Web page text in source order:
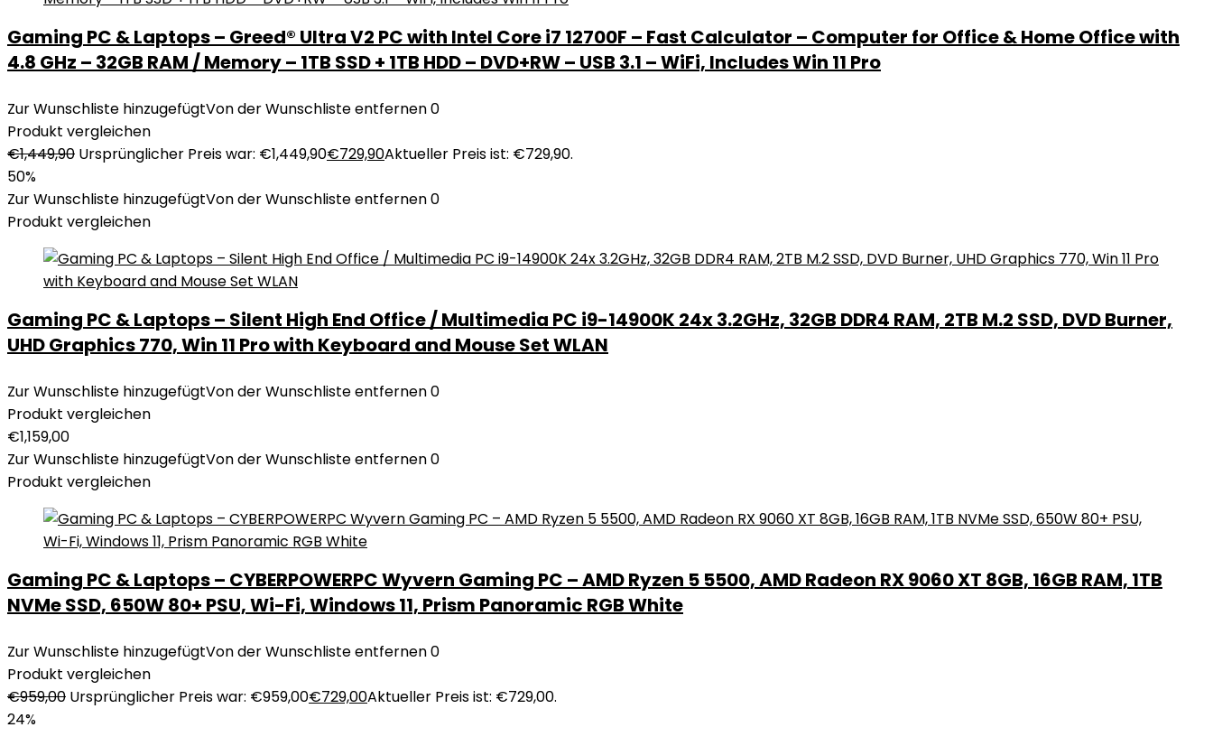
Gaming PC & Laptops – Greed® Ultra V2 PC with Intel Core i7 12700F – Fast Calculator – Computer for Office & Home Office with
4.8 GHz – 32GB RAM / Memory – 1TB SSD + 1TB HDD – DVD+RW – USB 3.1 – WiFi, Includes Win 11 Pro
Zur Wunschliste hinzugefügtVon der Wunschliste entfernen0
Produkt vergleichen
€1,449,90 Ursprünglicher Preis war: €1,449,90€729,90Aktueller Preis ist: €729,90.
50%
Zur Wunschliste hinzugefügtVon der Wunschliste entfernen0
Produkt vergleichen
Gaming PC & Laptops – Silent High End Office / Multimedia PC i9-14900K 24x 3.2GHz, 32GB DDR4 RAM, 2TB M.2 SSD, DVD Burner,
UHD Graphics 770, Win 11 Pro with Keyboard and Mouse Set WLAN
Zur Wunschliste hinzugefügtVon der Wunschliste entfernen0
Produkt vergleichen
€1,159,00
Zur Wunschliste hinzugefügtVon der Wunschliste entfernen0
Produkt vergleichen
Gaming PC & Laptops – CYBERPOWERPC Wyvern Gaming PC – AMD Ryzen 5 5500, AMD Radeon RX 9060 XT 8GB, 16GB RAM, 1TB
NVMe SSD, 650W 80+ PSU, Wi-Fi, Windows 11, Prism Panoramic RGB White
Zur Wunschliste hinzugefügtVon der Wunschliste entfernen0
Produkt vergleichen
€959,00 Ursprünglicher Preis war: €959,00€729,00Aktueller Preis ist: €729,00.
24%